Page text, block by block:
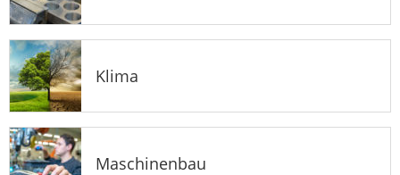
Klima
Maschinenbau